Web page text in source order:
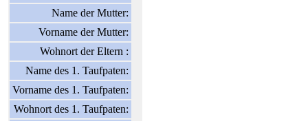
Name der Mutter:
Vorname der Mutter:
Wohnort der Eltern :
Name des 1. Taufpaten:
Vorname des 1. Taufpaten:
Wohnort des 1. Taufpaten: